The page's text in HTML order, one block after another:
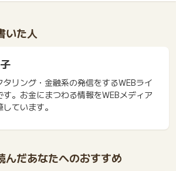
いた人
タリング・金融系の発信をするWEBライ
す。お金にまつわる情報をWEBメディア
しています。
んだあなたへのおすすめ